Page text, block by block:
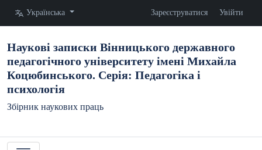
Змінити мову. Поточна мова:
Українська Зареєструватися Увійти
Наукові записки Вінницького державного
педагогічного університету імені Михайла
Коцюбинського. Серія: Педагогіка і
психологія
Збірник наукових праць